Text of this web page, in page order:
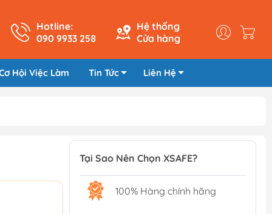
Hotline:
090 9933 258
Hệ thống
Cửa hàng
Hội Việc Làm Tin Tức Liên Hệ
Tại Sao Nên Chọn XSAFE?
100% Hàng chính hãng